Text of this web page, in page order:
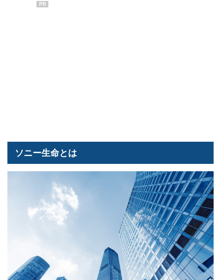
PR
ソニー生命とは